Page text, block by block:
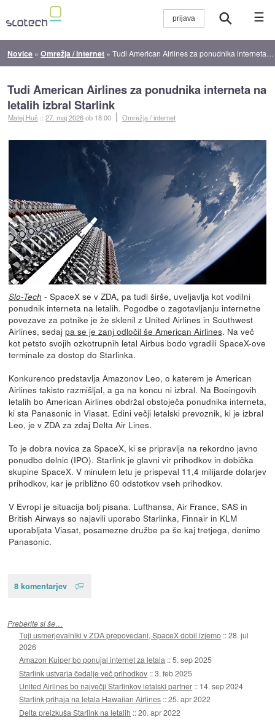
☰
Novice »Omrežja / internet »Tudi American Airlines za ponudnika interneta na letalih izbral Starlink
Tudi American Airlines za ponudnika interneta na
letalih izbral Starlink
Matej Huš ::27. maj 2026ob 18:00 Omrežja / internet
Slo-Tech - SpaceX se v ZDA, pa tudi širše, uveljavlja kot vodilni
ponudnik interneta na letalih. Pogodbe o zagotavljanju internetne
povezave za potnike je že sklenil z United Airlines in Southwest
Airlines, sedaj pa se je zanj odločil še American Airlines. Na več
kot petsto svojih ozkotrupnih letal Airbus bodo vgradili SpaceX-ove
terminale za dostop do Starlinka.
Konkurenco predstavlja Amazonov Leo, o katerem je American
Airlines takisto razmišljal, a ga na koncu ni izbral. Na Boeingovih
letalih bo American Airlines obdržal obstoječa ponudnika interneta,
ki sta Panasonic in Viasat. Edini večji letalski prevoznik, ki je izbral
Leo, je v ZDA za zdaj Delta Air Lines.
To je dobra novica za SpaceX, ki se pripravlja na rekordno javno
ponudbo delnic (IPO). Starlink je glavni vir prihodkov in dobička
skupine SpaceX. V minulem letu je prispeval 11,4 milijarde dolarjev
prihodkov, kar je približno 60 odstotkov vseh prihodkov.
V Evropi je situacija bolj pisana. Lufthansa, Air France, SAS in
British Airways so najavili uporabo Starlinka, Finnair in KLM
uporabljata Viasat, posamezne družbe pa še kaj tretjega, denimo
Panasonic.
8 komentarjev
Preberite si še…
Tuji usmerjevalniki v ZDA prepovedani, SpaceX dobil izjemo ::28. jul
2026
Amazon Kuiper bo ponujal internet za letala ::5. sep 2025
Starlink ustvarja čedalje več prihodkov ::3. feb 2025
United Airlines bo največji Starlinkov letalski partner :: 14. sep 2024
Starlink prihaja na letala Hawaiian Airlines ::25. apr 2022
Delta preizkuša Starlink na letalih ::20. apr 2022